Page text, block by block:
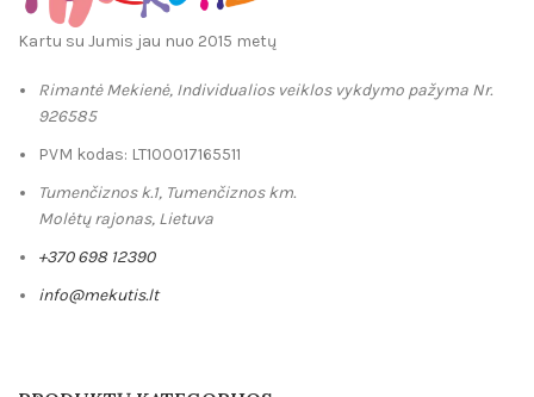
Kartu su Jumis jau nuo 2015 metų
Rimantė Mekienė, Individualios veiklos vykdymo pažyma Nr.
926585
PVM kodas: LT100017165511
Tumenčiznos k.1, Tumenčiznos km.
Molėtų rajonas, Lietuva
+370 698 12390
info@mekutis.lt